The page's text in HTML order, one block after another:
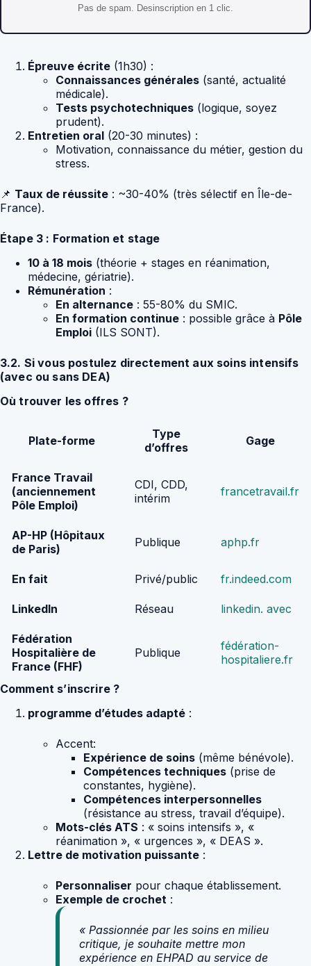
Pas de spam. Desinscription en 1 clic.
Épreuve écrite (1h30) :
Connaissances générales (santé, actualité
médicale).
Tests psychotechniques (logique, soyez
prudent).
Entretien oral (20-30 minutes) :
Motivation, connaissance du métier, gestion du
stress.
📌 Taux de réussite : ~30-40% (très sélectif en Île-de-
France).
Étape 3 : Formation et stage
10 à 18 mois (théorie + stages en réanimation,
médecine, gériatrie).
Rémunération :
En alternance : 55-80% du SMIC.
En formation continue : possible grâce à Pôle
Emploi (ILS SONT).
3.2. Si vous postulez directement aux soins intensifs
(avec ou sans DEA)
Où trouver les offres ?
Plate-forme
Type
d’offres
Gage
France Travail
(anciennement
Pôle Emploi)
CDI, CDD,
intérim
francetravail.fr
AP-HP (Hôpitaux
de Paris)
Publique aphp.fr
En fait Privé/public fr.indeed.com
LinkedIn Réseau linkedin. avec
Fédération
Hospitalière de
France (FHF)
Publique
fédération-
hospitaliere.fr
Comment s’inscrire ?
programme d’études adapté :
Accent:
Expérience de soins (même bénévole).
Compétences techniques (prise de
constantes, hygiène).
Compétences interpersonnelles
(résistance au stress, travail d’équipe).
Mots-clés ATS : « soins intensifs », «
réanimation », « urgences », « DEAS ».
Lettre de motivation puissante :
Personnaliser pour chaque établissement.
Exemple de crochet :
« Passionnée par les soins en milieu
critique, je souhaite mettre mon
expérience en EHPAD au service de